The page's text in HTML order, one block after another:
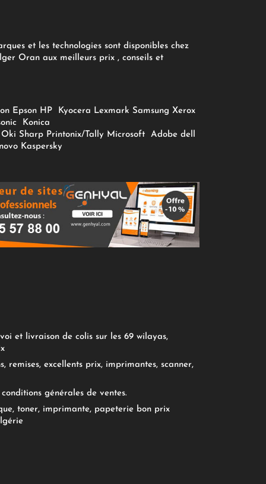
et les technologies sont disponibles chez
Oran aux meilleurs prix , conseils et
Epson HP Kyocera Lexmark Samsung Xerox
Konica
Oki Sharp Printonix/Tally Microsoft Adobe dell
Kaspersky
et livraison de colis sur les 69 wilayas,
remises, excellents prix, imprimantes, scanner,
générales de ventes.
toner, imprimante, papeterie bon prix